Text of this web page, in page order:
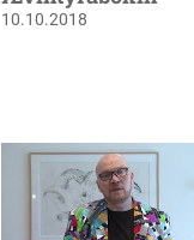
10.10.2018